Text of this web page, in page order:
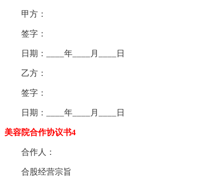
甲方：
签字：
日期：____年____月____日
乙方：
签字：
日期：____年____月____日
美容院合作协议书4
合作人：
合股经营宗旨